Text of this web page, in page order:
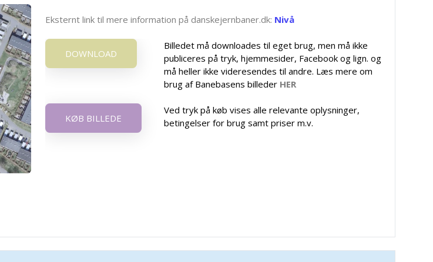
Eksternt link til mere information på danskejernbaner.dk: Nivå
DOWNLOAD
Billedet må downloades til eget brug, men må ikke
publiceres på tryk, hjemmesider, Facebook og lign. og
må heller ikke videresendes til andre. Læs mere om
brug af Banebasens billeder HER
KØB BILLEDE
Ved tryk på køb vises alle relevante oplysninger,
betingelser for brug samt priser m.v.